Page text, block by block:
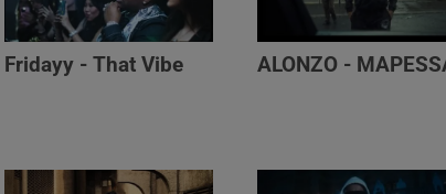
Fridayy - That Vibe ALONZO -